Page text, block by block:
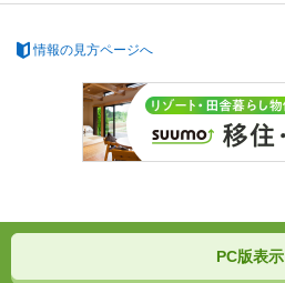
情報の見方ページへ
PC版表示